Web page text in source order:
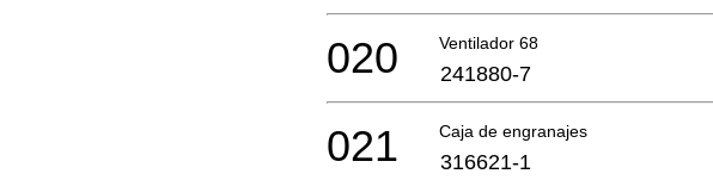
Ventilador 68
020 241880-7
Caja de engranajes
021 316621-1